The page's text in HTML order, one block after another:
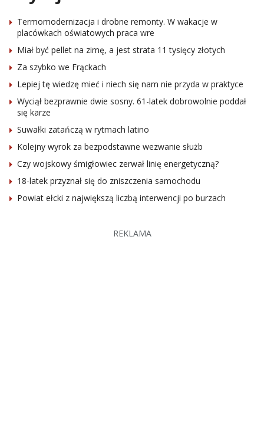
Termomodernizacja i drobne remonty. W wakacje w
placówkach oświatowych praca wre
Miał być pellet na zimę, a jest strata 11 tysięcy złotych
Za szybko we Frąckach
Lepiej tę wiedzę mieć i niech się nam nie przyda w praktyce
Wyciął bezprawnie dwie sosny. 61-latek dobrowolnie poddał
się karze
Suwałki zatańczą w rytmach latino
Kolejny wyrok za bezpodstawne wezwanie służb
Czy wojskowy śmigłowiec zerwał linię energetyczną?
18-latek przyznał się do zniszczenia samochodu
Powiat ełcki z największą liczbą interwencji po burzach
REKLAMA